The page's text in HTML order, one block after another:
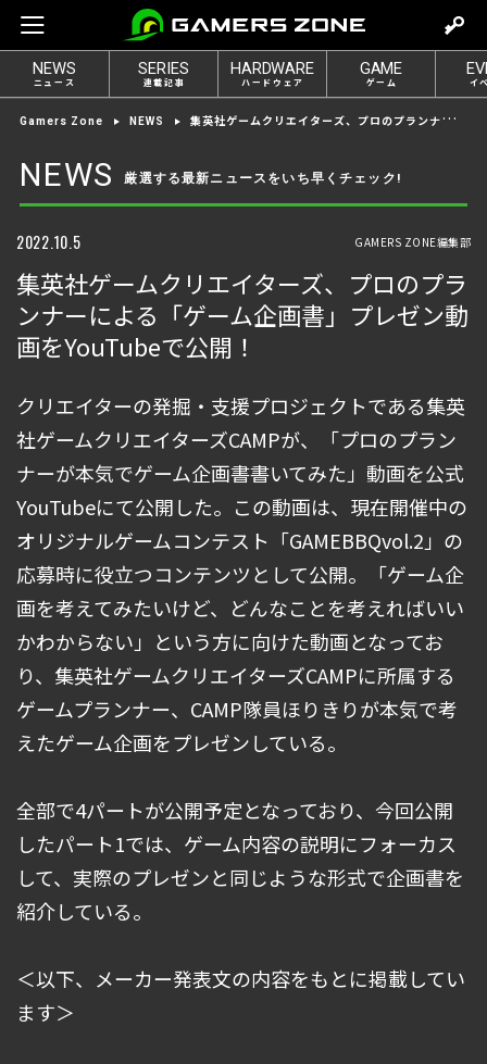
e
t
o
g
n
NEWS
ニュース
SERIES
連載記事
HARDWARE
ハードウェア
GAME
ゲーム イ
Gamers Zone NEWS 集英社ゲームクリエイターズ、プロのプランナーによる「ゲーム企画書」プレゼン動画をYouTubeで公開！
NEWS 厳選する最新ニュースをいち早くチェック!
2022.10.5 GAMERS ZONE編集部
集英社ゲームクリエイターズ、プロのプラ
ンナーによる「ゲーム企画書」プレゼン動
画をYouTubeで公開！
クリエイターの発掘・支援プロジェクトである集英
社ゲームクリエイターズCAMPが、「プロのプラン
ナーが本気でゲーム企画書書いてみた」動画を公式
YouTubeにて公開した。この動画は、現在開催中の
オリジナルゲームコンテスト「GAMEBBQvol.2」の
応募時に役立つコンテンツとして公開。「ゲーム企
画を考えてみたいけど、どんなことを考えればいい
かわからない」という方に向けた動画となってお
り、集英社ゲームクリエイターズCAMPに所属する
ゲームプランナー、CAMP隊員ほりきりが本気で考
えたゲーム企画をプレゼンしている。
全部で4パートが公開予定となっており、今回公開
したパート1では、ゲーム内容の説明にフォーカス
して、実際のプレゼンと同じような形式で企画書を
紹介している。
＜以下、メーカー発表文の内容をもとに掲載してい
ます＞